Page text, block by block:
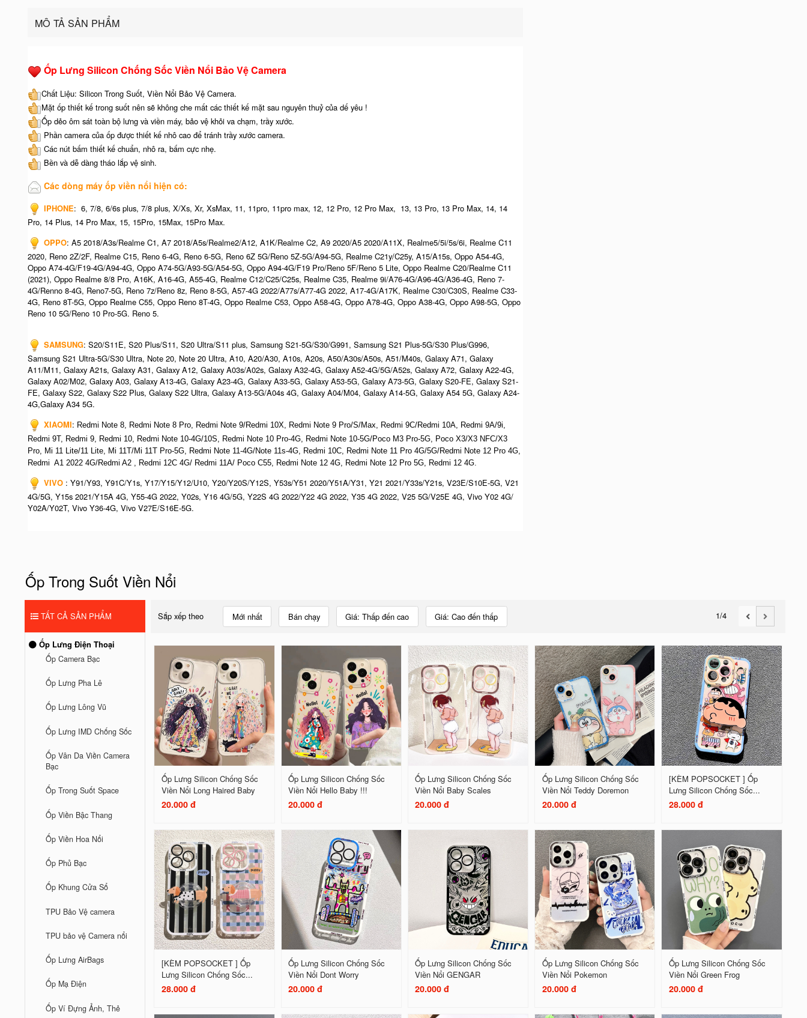
MÔ TẢ SẢN PHẨM
Ốp Lưng Silicon Chống Sốc Viền Nổi Bảo Vệ Camera
Chất Liệu: Silicon Trong Suốt, Viền Nổi Bảo Vệ Camera.
Mặt ốp thiết kế trong suốt nên sẽ không che mất các thiết kế mặt sau nguyên thuỷ của dế yêu !
Ốp dẻo ôm sát toàn bộ lưng và viền máy, bảo vệ khỏi va chạm, trầy xước.
Phần camera của ốp được thiết kế nhô cao để tránh trầy xước camera.
Các nút bấm thiết kế chuẩn, nhô ra, bấm cực nhẹ.
Bền và dễ dàng tháo lắp vệ sinh.
Các dòng máy ốp viền nổi hiện có:
IPHONE: 6, 7/8, 6/6s plus, 7/8 plus, X/Xs, Xr, XsMax, 11, 11pro, 11pro max, 12, 12 Pro, 12 Pro Max, 13, 13 Pro, 13 Pro Max, 14, 14
Pro, 14 Plus, 14 Pro Max, 15, 15Pro, 15Max, 15Pro Max.
OPPO: A5 2018/A3s/Realme C1, A7 2018/A5s/Realme2/A12, A1K/Realme C2, A9 2020/A5 2020/A11X, Realme5/5i/5s/6i, Realme C11
2020, Reno 2Z/2F, Realme C15, Reno 6-4G, Reno 6-5G, Reno 6Z 5G/Reno 5Z-5G/A94-5G, Realme C21y/C25y, A15/A15s, Oppo A54-4G,
Oppo A74-4G/F19-4G/A94-4G, Oppo A74-5G/A93-5G/A54-5G, Oppo A94-4G/F19 Pro/Reno 5F/Reno 5 Lite, Oppo Realme C20/Realme C11
(2021), Oppo Realme 8/8 Pro, A16K, A16-4G, A55-4G, Realme C12/C25/C25s, Realme C35, Realme 9i/A76-4G/A96-4G/A36-4G, Reno 7-
4G/Renno 8-4G, Reno7-5G, Reno 7z/Reno 8z, Reno 8-5G, A57-4G 2022/A77s/A77-4G 2022, A17-4G/A17K, Realme C30/C30S, Realme C33-
4G, Reno 8T-5G, Oppo Realme C55, Oppo Reno 8T-4G, Oppo Realme C53, Oppo A58-4G, Oppo A78-4G, Oppo A38-4G, Oppo A98-5G, Oppo
Reno 10 5G/Reno 10 Pro-5G. Reno 5.
SAMSUNG: S20/S11E, S20 Plus/S11, S20 Ultra/S11 plus, Samsung S21-5G/S30/G991, Samsung S21 Plus-5G/S30 Plus/G996,
Samsung S21 Ultra-5G/S30 Ultra, Note 20, Note 20 Ultra, A10, A20/A30, A10s, A20s, A50/A30s/A50s, A51/M40s, Galaxy A71, Galaxy
A11/M11, Galaxy A21s, Galaxy A31, Galaxy A12, Galaxy A03s/A02s, Galaxy A32-4G, Galaxy A52-4G/5G/A52s, Galaxy A72, Galaxy A22-4G,
Galaxy A02/M02, Galaxy A03, Galaxy A13-4G, Galaxy A23-4G, Galaxy A33-5G, Galaxy A53-5G, Galaxy A73-5G, Galaxy S20-FE, Galaxy S21-
FE, Galaxy S22, Galaxy S22 Plus, Galaxy S22 Ultra, Galaxy A13-5G/A04s 4G, Galaxy A04/M04, Galaxy A14-5G, Galaxy A54 5G, Galaxy A24-
4G,Galaxy A34 5G.
XIAOMI: Redmi Note 8, Redmi Note 8 Pro, Redmi Note 9/Redmi 10X, Redmi Note 9 Pro/S/Max, Redmi 9C/Redmi 10A, Redmi 9A/9i,
Redmi 9T, Redmi 9, Redmi 10, Redmi Note 10-4G/10S, Redmi Note 10 Pro-4G, Redmi Note 10-5G/Poco M3 Pro-5G, Poco X3/X3 NFC/X3
Pro, Mi 11 Lite/11 Lite, Mi 11T/Mi 11T Pro-5G, Redmi Note 11-4G/Note 11s-4G, Redmi 10C, Redmi Note 11 Pro 4G/5G/Redmi Note 12 Pro 4G,
Redmi A1 2022 4G/Redmi A2 , Redmi 12C 4G/ Redmi 11A/ Poco C55, Redmi Note 12 4G, Redmi Note 12 Pro 5G, Redmi 12 4G.
VIVO : Y91/Y93, Y91C/Y1s, Y17/Y15/Y12/U10, Y20/Y20S/Y12S, Y53s/Y51 2020/Y51A/Y31, Y21 2021/Y33s/Y21s, V23E/S10E-5G, V21
4G/5G, Y15s 2021/Y15A 4G, Y55-4G 2022, Y02s, Y16 4G/5G, Y22S 4G 2022/Y22 4G 2022, Y35 4G 2022, V25 5G/V25E 4G, Vivo Y02 4G/
Y02A/Y02T, Vivo Y36-4G, Vivo V27E/S16E-5G.
Ốp Trong Suốt Viền Nổi
TẤT CẢ SẢN PHẨM
Ốp Lưng Điện Thoại
Ốp Camera Bạc
Ốp Lưng Pha Lê
Ốp Lưng Lông Vũ
Ốp Lưng IMD Chống Sốc
Ốp Vân Da Viền Camera
Bạc
Ốp Trong Suốt Space
Ốp Viền Bậc Thang
Ốp Viền Hoa Nổi
Ốp Phủ Bạc
Ốp Khung Cửa Sổ
TPU Bảo Vệ camera
TPU bảo vệ Camera nổi
Ốp Lưng AirBags
Ốp Mạ Điện
Ốp Ví Đựng Ảnh, Thẻ
Sắp xếp theo Mới nhất Bán chạy Giá: Thấp đến cao Giá: Cao đến thấp 1/4
Ốp Lưng Silicon Chống Sốc
Viền Nổi Long Haired Baby
20.000 đ
Ốp Lưng Silicon Chống Sốc
Viền Nổi Hello Baby !!!
20.000 đ
Ốp Lưng Silicon Chống Sốc
Viền Nổi Baby Scales
20.000 đ
Ốp Lưng Silicon Chống Sốc
Viền Nổi Teddy Doremon
20.000 đ
[KÈM POPSOCKET ] Ốp
Lưng Silicon Chống Sốc...
28.000 đ
[KÈM POPSOCKET ] Ốp
Lưng Silicon Chống Sốc...
28.000 đ
Ốp Lưng Silicon Chống Sốc
Viền Nổi Dont Worry
20.000 đ
Ốp Lưng Silicon Chống Sốc
Viền Nổi GENGAR
20.000 đ
Ốp Lưng Silicon Chống Sốc
Viền Nổi Pokemon
20.000 đ
Ốp Lưng Silicon Chống Sốc
Viền Nổi Green Frog
20.000 đ